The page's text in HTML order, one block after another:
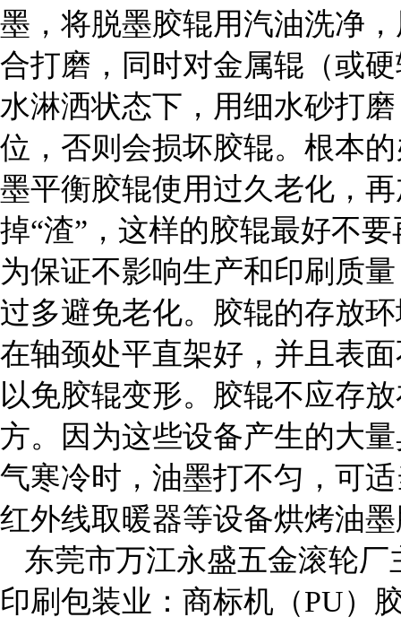
墨，将脱墨胶辊用汽油洗净
合打磨，同时对金属辊（或
水淋洒状态下，用细水砂打
位，否则会损坏胶辊。根本
墨平衡胶辊使用过久老化，
掉“渣”，这样的胶辊最好不
为保证不影响生产和印刷质
过多避免老化。胶辊的存放
在轴颈处平直架好，并且表
以免胶辊变形。胶辊不应存
方。因为这些设备产生的大
气寒冷时，油墨打不匀，可
红外线取暖器等设备烘烤油
东莞市万江永盛五金滚轮厂
印刷包装业：商标机（PU）